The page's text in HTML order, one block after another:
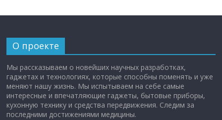
О проекте
Мы рассказываем о новейших научных разработках,
гаджетах и технологиях, которые способны поменять и уже
меняют нашу жизнь. Мы испытываем на себе самые
интересные и впечатляющие гаджеты, бытовые приборы,
кухонную технику и средства передвижения. Следим за
последними достижениями медицины.